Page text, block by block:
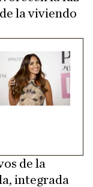
la viviendo
de la
integrada